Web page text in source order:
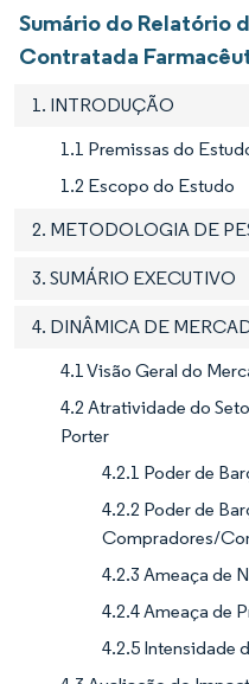
Sumário do Relatório
Contratada
1. INTRODUÇÃO
1.1 Premissas do
1.2 Escopo do Estudo
2. METODOLOGIA DE
3. SUMÁRIO EXECUTIVO
4. DINÂMICA DE
4.1 Visão Geral do
4.2 Atratividade do
Porter
4.2.1 Poder de
4.2.2 Poder de
Compradores/
4.2.3 Ameaça de
4.2.4 Ameaça de
4.2.5 Intensidade